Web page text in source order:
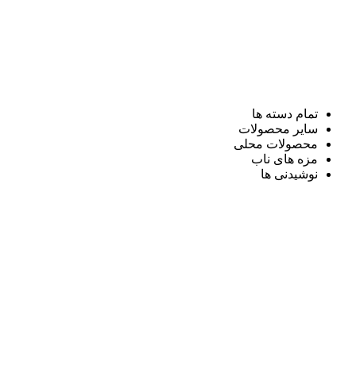
تمام دسته ها
سایر محصولات
محصولات محلی
مزه های ناب
نوشیدنی ها